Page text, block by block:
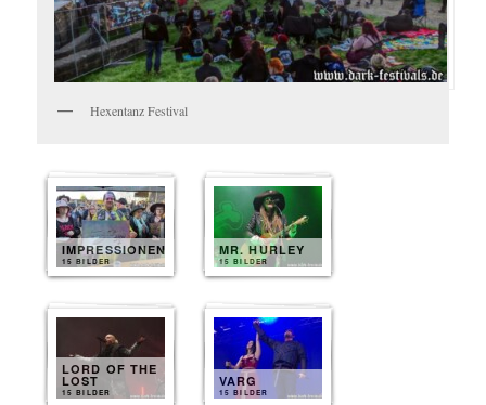
Hexentanz Festival
IMPRESSIONEN
15 BILDER
MR. HURLEY
15 BILDER
LORD OF THE
LOST
15 BILDER
VARG
15 BILDER